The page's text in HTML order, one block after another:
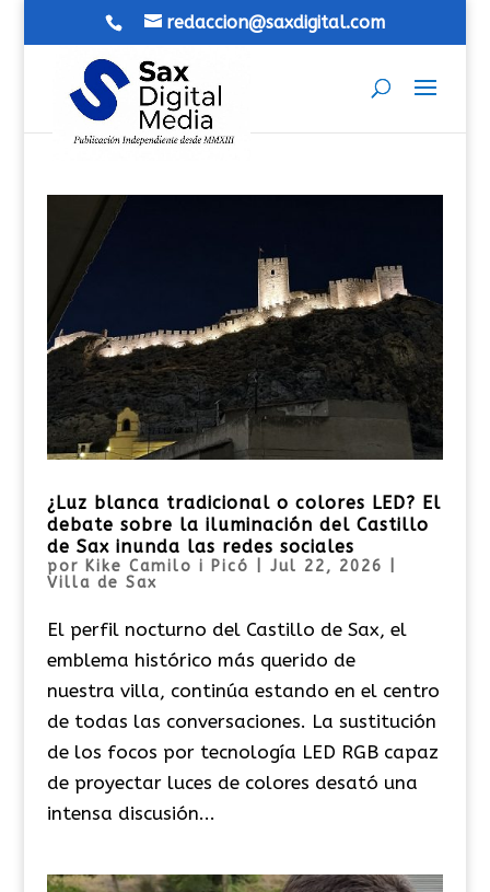
redaccion@saxdigital.com
¿Luz blanca tradicional o colores LED? El
debate sobre la iluminación del Castillo
de Sax inunda las redes sociales
por Kike Camilo i Picó Jul 22, 2026
Villa de Sax
El perfil nocturno del Castillo de Sax, el
emblema histórico más querido de
nuestra villa, continúa estando en el centro
de todas las conversaciones. La sustitución
de los focos por tecnología LED RGB capaz
de proyectar luces de colores desató una
intensa discusión...